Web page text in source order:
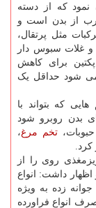
نمود که از دسته
از بدن است و
مثل پرتقال،
و غلات سبوس دار
برای کاهش
شود حداقل یک
که بتواند با
بدن روبرو شود
تخم مرغ،
روی را از
داشت: انواع
زده به ویژه
انواع فراورده